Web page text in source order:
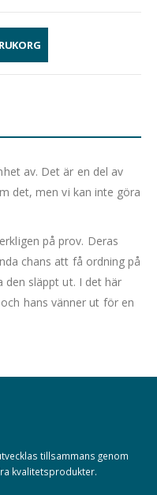
av. Det är en del av
det, men vi kan inte göra
på prov. Deras
chans att få ordning på
den släppt ut. I det här
hans vänner ut för en
tillsammans genom
kvalitetsprodukter.